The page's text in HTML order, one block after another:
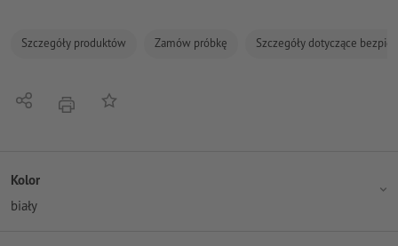
Szczegóły produktów Zamów próbkę Szczegóły dotyczące
UdostępnijNacisnąćDo listy obserwowanych
Kolor
biały